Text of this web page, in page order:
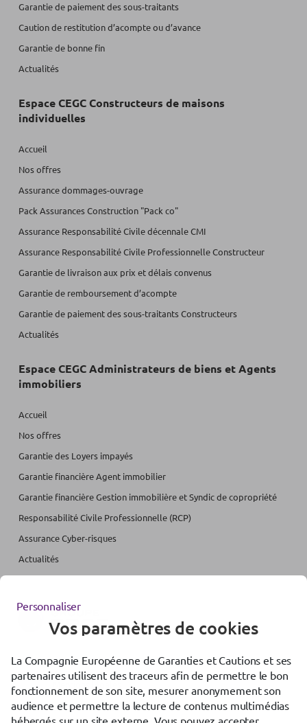
Garantie de paiement des sous-traitants
Caution de restitution d’acompte ou d’avance
Garantie de bonne fin
Actualités
Espace CEGC Constructeurs de maisons
individuelles
Accueil
Nos offres
Assurance dommages-ouvrage
Pack Assurances Construction "Pack co"
Assurance Responsabilité Civile décennale CMI
Assurance Responsabilité Civile Professionnelle Constructeur
Garantie de livraison aux prix et délais convenus
Garantie de remboursement d’acompte
Garantie de paiement des sous-traitants Constructeurs
Actualités
Espace CEGC Administrateurs de biens et Agents
immobiliers
Accueil
Nos offres
Garantie des Loyers impayés
Garantie financière Agent immobilier
Garantie financière Gestion immobilière et Syndic de copropriété
Responsabilité Civile Professionnelle (RCP)
Assurance Cyber-risques
Actualités
Accessibilité : partiellement conforme
Mentions légales
Gestion des cookies
Personnaliser
Vos paramètres de cookies
La Compagnie Européenne de Garanties et Cautions et ses
partenaires utilisent des traceurs afin de permettre le bon
fonctionnement de son site, mesurer anonymement son
audience et permettre la lecture de contenus multimédias
hébergés sur un site externe. Vous pouvez accepter,